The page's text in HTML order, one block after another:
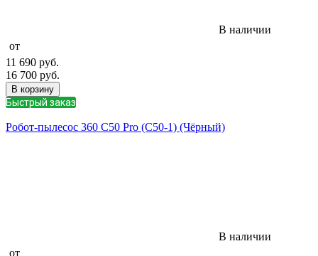
В наличии
от
11 690 руб.
16 700 руб.
В корзину
Быстрый заказ
Робот-пылесос 360 C50 Pro (C50-1) (Чёрный)
В наличии
от